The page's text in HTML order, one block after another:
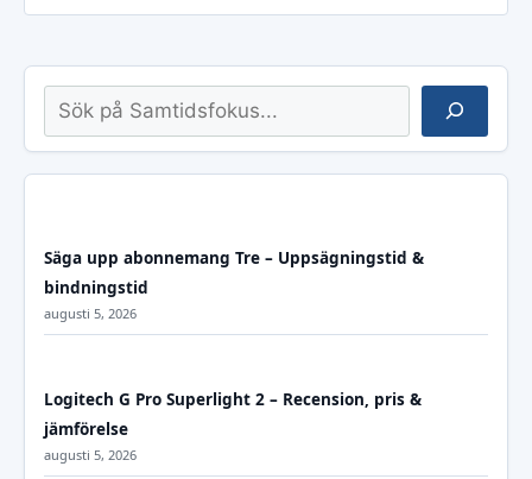
Sök
Säga upp abonnemang Tre – Uppsägningstid &
bindningstid
augusti 5, 2026
Logitech G Pro Superlight 2 – Recension, pris &
jämförelse
augusti 5, 2026